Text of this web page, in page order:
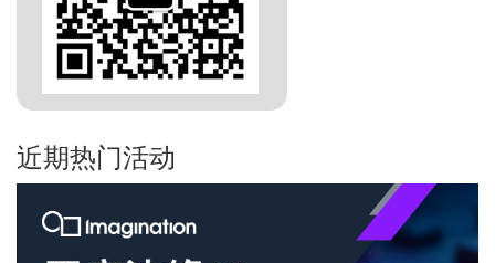
近期热门活动